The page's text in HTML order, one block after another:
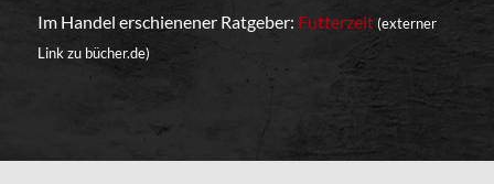
Im Handel erschienener Ratgeber: Futterzeit (externer
Link zu bücher.de)